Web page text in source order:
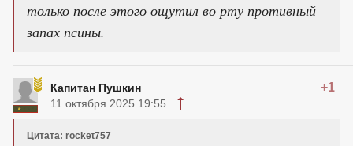
только после этого ощутил во рту противный
запах псины.
Капитан Пушкин +1
11 октября 2025 19:55
Цитата: rocket757